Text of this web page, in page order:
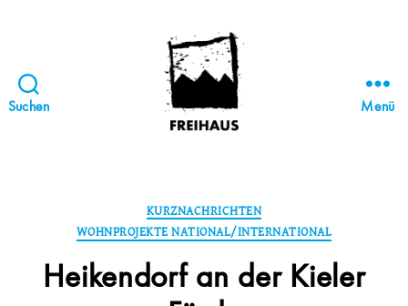
Suchen
STATTBAU
HAMBURG
Menü
Kategorien
KURZNACHRICHTEN
WOHNPROJEKTE NATIONAL/INTERNATIONAL
Heikendorf an der Kieler